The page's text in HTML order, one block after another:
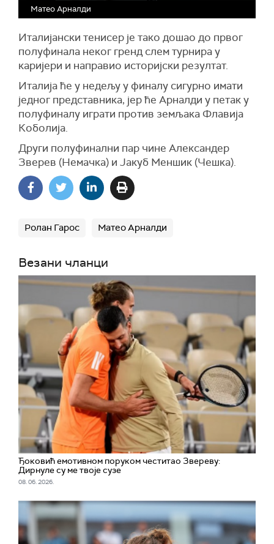
Матео Арналди
Италијански тенисер је тако дошао до првог
полуфинала неког гренд слем турнира у
каријери и направио историјски резултат.
Италија ће у недељу у финалу сигурно имати
једног представника, јер ће Арналди у петак у
полуфиналу играти против земљака Флавија
Коболија.
Други полуфинални пар чине Александер
Зверев (Немачка) и Јакуб Меншик (Чешка).
Ролан Гарос Матео Арналди
Везани чланци
Ђоковић емотивном поруком честитао Звереву:
Дирнуле су ме твоје сузе
08. 06. 2026.